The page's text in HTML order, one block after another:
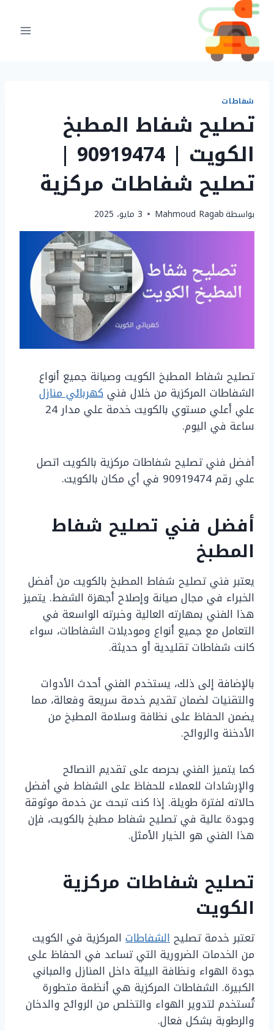
التجاوز
المحتوى
شفاطات
تصليح شفاط المطبخ
الكويت | 90919474 |
تصليح شفاطات مركزية
بواسطةMahmoud Ragab 3 مايو، 2025
تصليح شفاط المطبخ الكويت وصيانة جميع أنواع
الشفاطات المركزية من خلال فنيكهربائي منازل
علي أعلي مستوي بالكويت خدمة علي مدار 24
ساعة في اليوم.
أفضل فني تصليح شفاطات مركزية بالكويت اتصل
علي رقم 90919474 في أي مكان بالكويت.
أفضل فني تصليح شفاط
المطبخ
يعتبر فني تصليح شفاط المطبخ بالكويت من أفضل
الخبراء في مجال صيانة وإصلاح أجهزة الشفط. يتميز
هذا الفني بمهارته العالية وخبرته الواسعة في
التعامل مع جميع أنواع وموديلات الشفاطات، سواء
كانت شفاطات تقليدية أو حديثة.
بالإضافة إلى ذلك، يستخدم الفني أحدث الأدوات
والتقنيات لضمان تقديم خدمة سريعة وفعالة، مما
يضمن الحفاظ على نظافة وسلامة المطبخ من
الأدخنة والروائح.
كما يتميز الفني بحرصه على تقديم النصائح
والإرشادات للعملاء للحفاظ على الشفاط في أفضل
حالاته لفترة طويلة. إذا كنت تبحث عن خدمة موثوقة
وجودة عالية في تصليح شفاط مطبخ بالكويت، فإن
هذا الفني هو الخيار الأمثل.
تصليح شفاطات مركزية
الكويت
تعتبر خدمة تصليحالشفاطات المركزية في الكويت
من الخدمات الضرورية التي تساعد في الحفاظ على
جودة الهواء ونظافة البيئة داخل المنازل والمباني
الكبيرة. الشفاطات المركزية هي أنظمة متطورة
تُستخدم لتدوير الهواء والتخلص من الروائح والدخان
والرطوبة بشكل فعال.